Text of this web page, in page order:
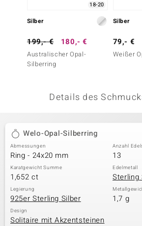
Classics
18-20
Silber
199,- € 180,- €
Australischer Opal-
Silberring
Silber
79,- €
Weißer
Details des
Welo-Opal-Silberring
Abmessungen
Ring - 24x20 mm
Anzahl
13
Karatgewicht Summe
1,652 ct
Edelmetall
Sterling
Legierung
925er Sterling Silber 1,7 g
Design
Solitaire mit Akzentsteinen